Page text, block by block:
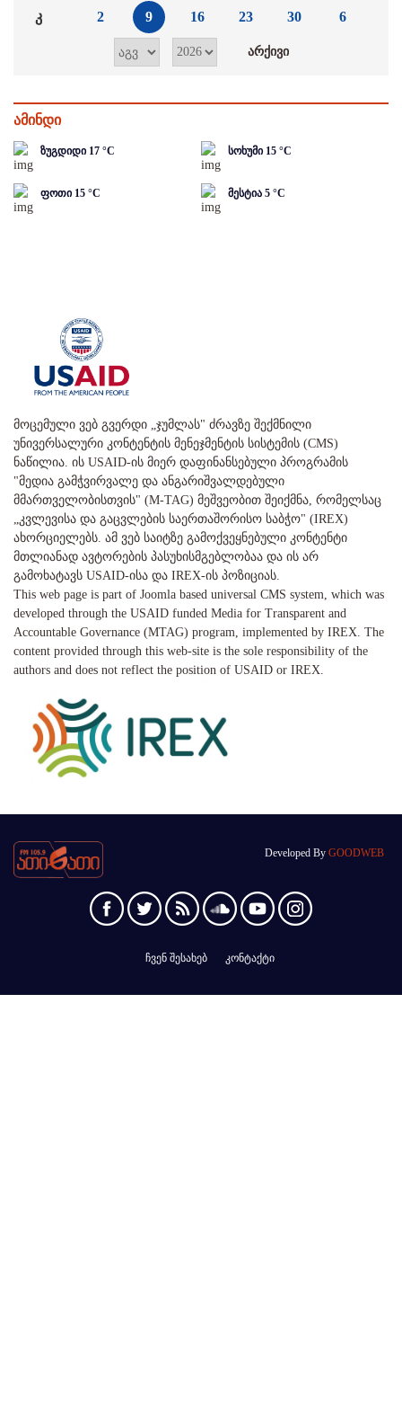
კ 2 9 16 23 30 6
ამინდი
ზუგდიდი 17 °C სოხუმი 15 °C
ფოთი 15 °C მესტია 5 °C
მოცემული ვებ გვერდი „ჯუმლას" ძრავზე შექმნილი
უნივერსალური კონტენტის მენეჯმენტის სისტემის (CMS)
ნაწილია. ის USAID-ის მიერ დაფინანსებული პროგრამის
"მედია გამჭვირვალე და ანგარიშვალდებული
მმართველობისთვის" (M-TAG) მეშვეობით შეიქმნა, რომელსაც
„კვლევისა და გაცვლების საერთაშორისო საბჭო" (IREX)
ახორციელებს. ამ ვებ საიტზე გამოქვეყნებული კონტენტი
მთლიანად ავტორების პასუხისმგებლობაა და ის არ
გამოხატავს USAID-ისა და IREX-ის პოზიციას.
This web page is part of Joomla based universal CMS system, which was
developed through the USAID funded Media for Transparent and
Accountable Governance (MTAG) program, implemented by IREX. The
content provided through this web-site is the sole responsibility of the
authors and does not reflect the position of USAID or IREX.
Developed By GOODWEB
ჩვენ შესახებ კონტაქტი